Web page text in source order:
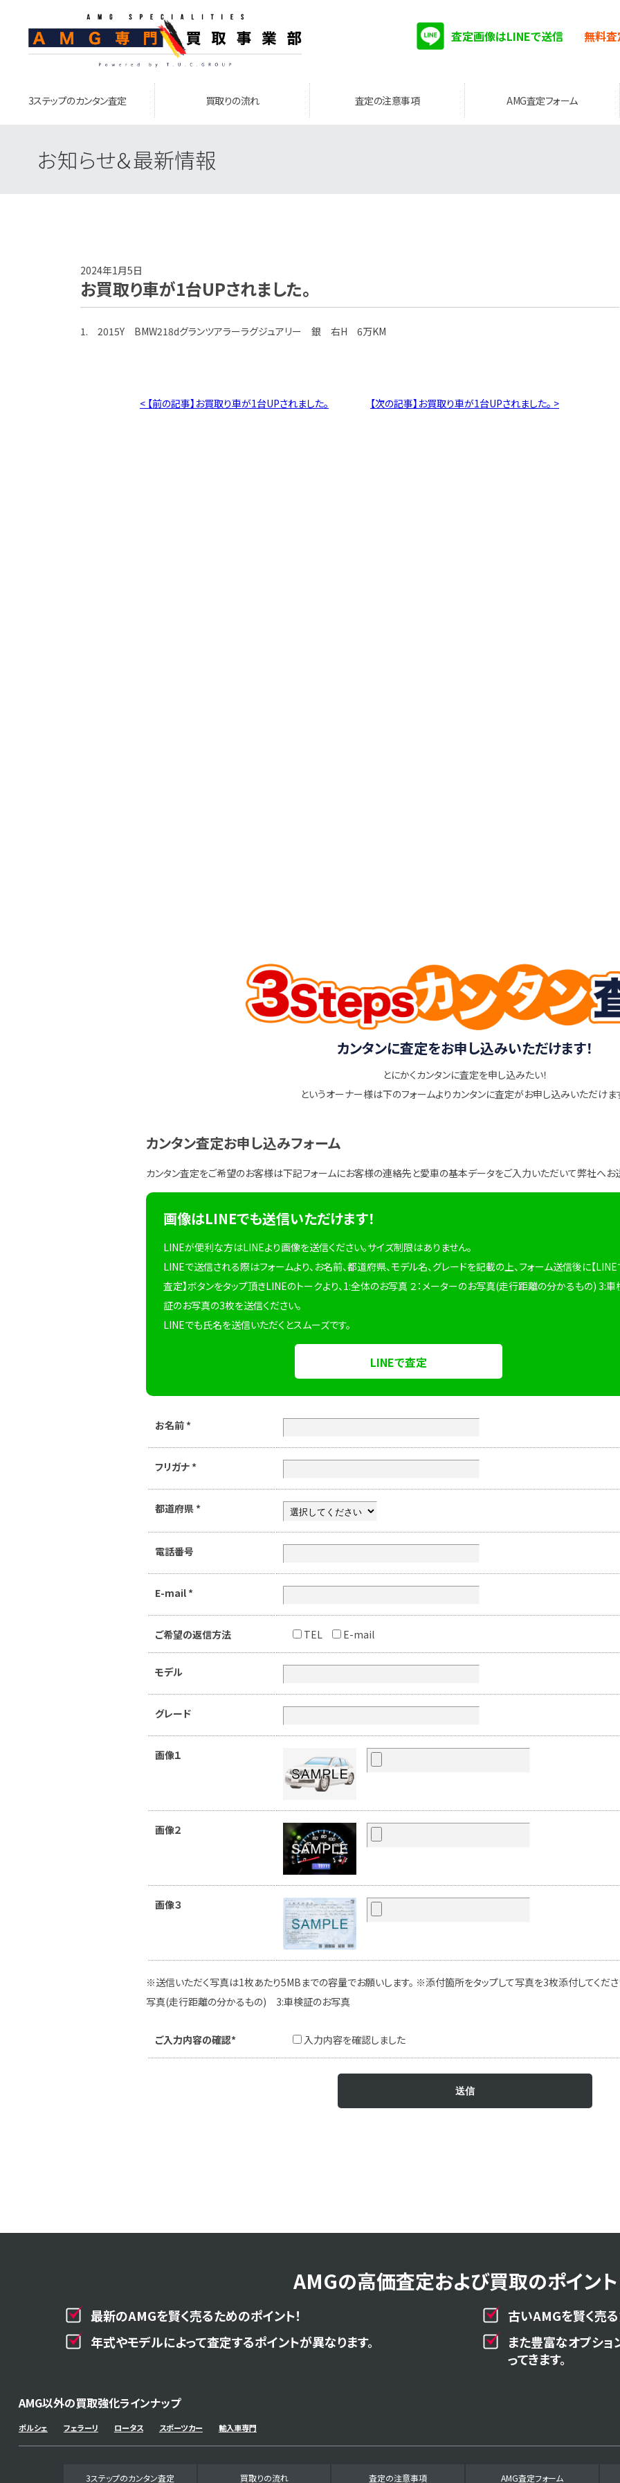
査定画像はLINEで送信 無料査
3ステップのカンタン査定 買取りの流れ 査定の注意事項 AMG査定フォーム
お知らせ＆最新情報
2024年1月5日
お買取り車が1台UPされました。
1. 2015Y BMW218dグランツアラーラグジュアリー 銀 右H 6万KM
< 【前の記事】お買取り車が1台UPされました。 【次の記事】お買取り車が1台UPされました。 >
カンタンに査定をお申し込みいただけます！
とにかくカンタンに査定を申し込みたい！
というオーナー様は下のフォームよりカンタンに査定がお申し込みいただけま
カンタン査定お申し込みフォーム
カンタン査定をご希望のお客様は下記フォームにお客様の連絡先と愛車の基本データをご入力いただいて弊社へお
画像はLINEでも送信いただけます！
LINEが便利な方はLINEより画像を送信ください。サイズ制限はありません。
LINEで送信される際はフォームより、お名前、都道府県、モデル名、グレードを記載の上、フォーム送信後に【LINE
査定】ボタンをタップ頂きLINEのトークより、1:全体のお写真 ２：メーターのお写真(走行距離の分かるもの) 3:車
証のお写真の3枚を送信ください。
LINEでも氏名を送信いただくとスムーズです。
LINEで査定
お名前 *
フリガナ *
都道府県 *
電話番号
E-mail *
ご希望の返信方法 TEL E-mail
モデル
グレード
画像１
画像２
画像３
※送信いただく写真は1枚あたり5MBまでの容量でお願いします。 ※添付箇所をタップして写真を3枚添付してくだ
写真(走行距離の分かるもの) 3:車検証のお写真
ご入力内容の確認* 入力内容を確認しました
AMGの高価査定および買取のポイント
最新のAMGを賢く売るためのポイント！
古いAMGを賢く売
年式やモデルによって査定するポイントが異なります。
また豊富なオプシ
ってきます。
AMG以外の買取強化ラインナップ
ポルシェ フェラーリ ロータス スポーツカー 輸入車専門
3ステップのカンタン査定 買取りの流れ 査定の注意事項 AMG査定フォーム